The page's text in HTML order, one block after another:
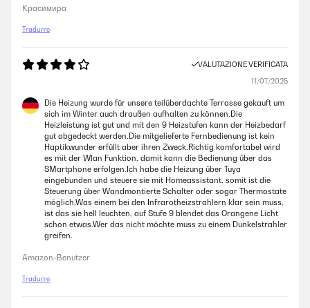
Красимира
Tradurre
VALUTAZIONE VERIFICATA
11/07/2025
Die Heizung wurde für unsere teilüberdachte Terrasse gekauft um
sich im Winter auch draußen aufhalten zu können.Die
Heizleistung ist gut und mit den 9 Heizstufen kann der Heizbedarf
gut abgedeckt werden.Die mitgelieferte Fernbedienung ist kein
Haptikwunder erfüllt aber ihren Zweck.Richtig komfortabel wird
es mit der Wlan Funktion, damit kann die Bedienung über das
SMartphone erfolgen.Ich habe die Heizung über Tuya
eingebunden und steuere sie mit Homeassistant, somit ist die
Steuerung über Wandmontierte Schalter oder sogar Thermostate
möglich.Was einem bei den Infrarotheizstrahlern klar sein muss,
ist das sie hell leuchten, auf Stufe 9 blendet das Orangene Licht
schon etwas.Wer das nicht möchte muss zu einem Dunkelstrahler
greifen.
Amazon-Benutzer
Tradurre